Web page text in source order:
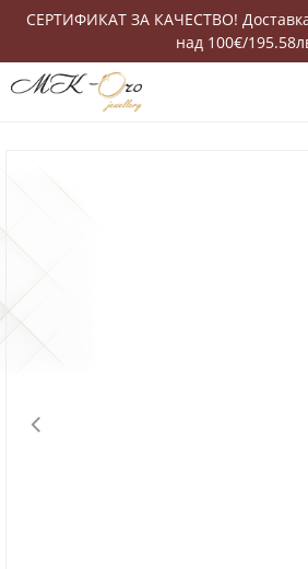
СЕРТИФИКАТ ЗА КАЧЕСТВО!
над 100€/